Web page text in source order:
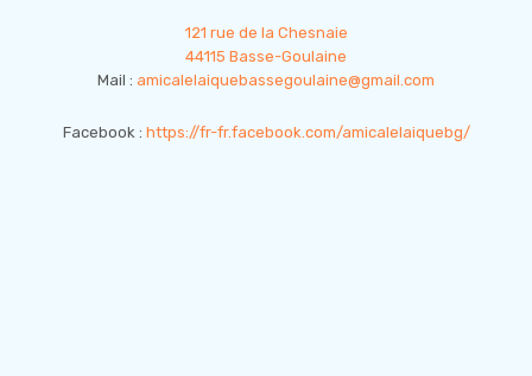
121 rue de la Chesnaie
44115 Basse-Goulaine
Mail : amicalelaiquebassegoulaine@gmail.com
Facebook : https://fr-fr.facebook.com/amicalelaiquebg/